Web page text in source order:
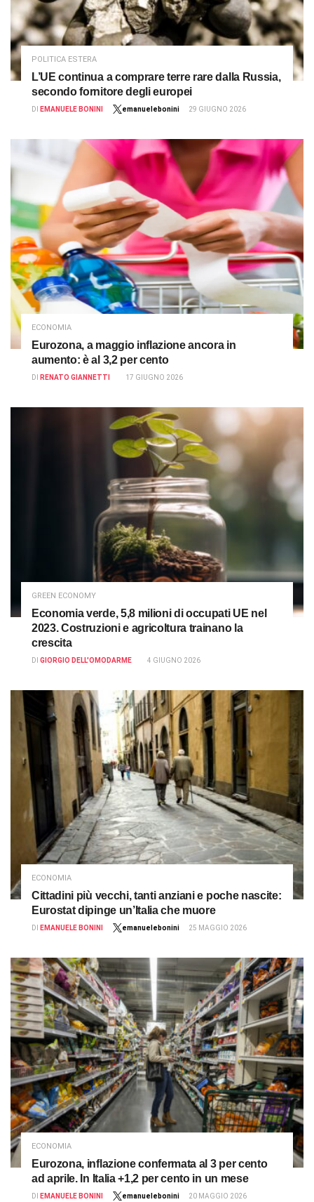
POLITICA ESTERA
L’UE continua a comprare terre rare dalla Russia,
secondo fornitore degli europei
DI EMANUELE BONINI emanuelebonini 29 GIUGNO 2026
ECONOMIA
Eurozona, a maggio inflazione ancora in
aumento: è al 3,2 per cento
DI RENATO GIANNETTI 17 GIUGNO 2026
GREEN ECONOMY
Economia verde, 5,8 milioni di occupati UE nel
2023. Costruzioni e agricoltura trainano la
crescita
DI GIORGIO DELL'OMODARME 4 GIUGNO 2026
ECONOMIA
Cittadini più vecchi, tanti anziani e poche nascite:
Eurostat dipinge un’Italia che muore
DI EMANUELE BONINI emanuelebonini 25 MAGGIO 2026
ECONOMIA
Eurozona, inflazione confermata al 3 per cento
ad aprile. In Italia +1,2 per cento in un mese
DI EMANUELE BONINI emanuelebonini 20 MAGGIO 2026